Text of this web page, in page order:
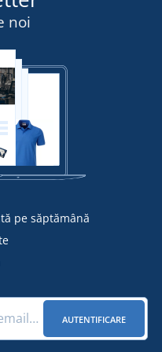
noi
pe săptămână
AUTENTIFICARE